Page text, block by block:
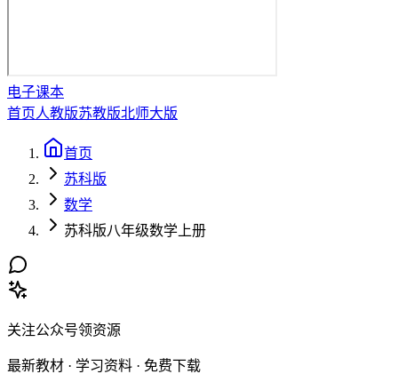
电子课本
首页人教版苏教版北师大版
首页
苏科版
数学
苏科版八年级数学上册
关注公众号领资源
最新教材 · 学习资料 · 免费下载